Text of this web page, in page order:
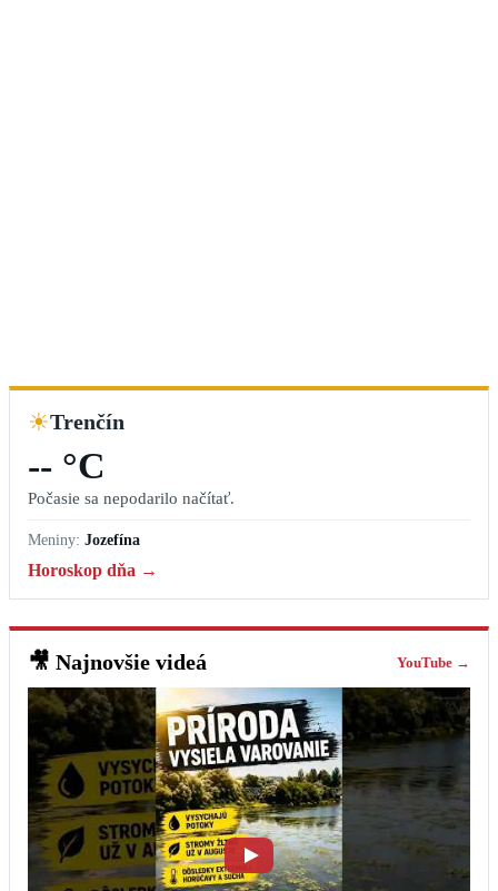
☀Trenčín
-- °C
Počasie sa nepodarilo načítať.
Meniny: Jozefína
Horoskop dňa →
🎥 Najnovšie videá YouTube →